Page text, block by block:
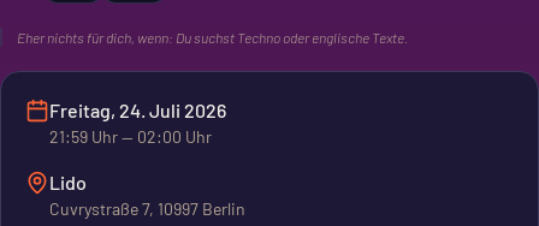
Eher nichts für dich, wenn: Du suchst Techno oder englische Texte.
Freitag, 24. Juli 2026
21:59 Uhr— 02:00 Uhr
Lido
Cuvrystraße 7, 10997 Berlin